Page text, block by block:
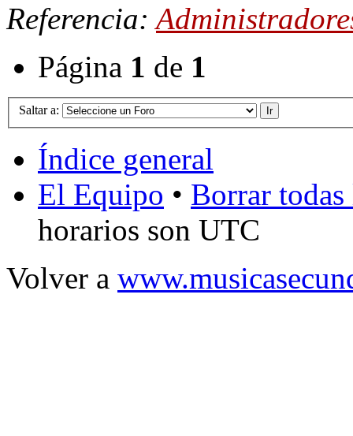
Referencia:
Página 1 de 1
Saltar a:
Índice general
El Equipo • Borrar
horarios son UTC
Volver a